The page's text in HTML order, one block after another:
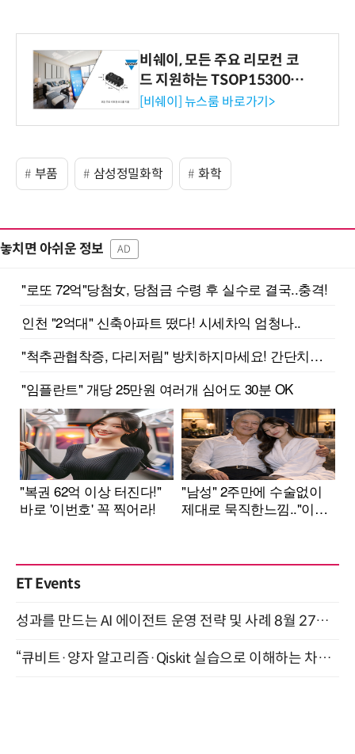
비쉐이, 모든 주요 리모컨 코
드 지원하는 TSOP15300 시
리즈 IR 수신기 출시
[비쉐이] 뉴스룸 바로가기>
부품 삼성정밀화학 화학
놓치면 아쉬운 정보 AD
ET Events
성과를 만드는 AI 에이전트 운영 전략 및 사례 8월 27일 개최
“큐비트·양자 알고리즘·Qiskit 실습으로 이해하는 차세대 컴퓨팅” (8/28)